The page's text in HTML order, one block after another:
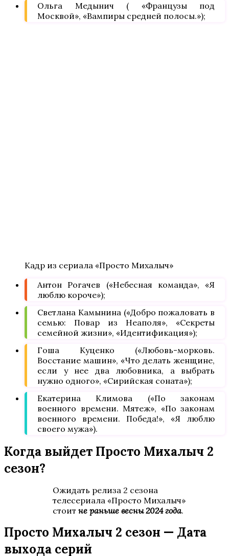
Ольга Медынич ( «Французы под
Москвой», «Вампиры средней полосы.»);
Кадр из сериала «Просто Михалыч»
Антон Рогачев («Небесная команда», «Я
люблю короче»);
Светлана Камынина («Добро пожаловать в
семью: Повар из Неаполя», «Секреты
семейной жизни», «Идентификация»);
Гоша Куценко («Любовь-морковь.
Восстание машин», «Что делать женщине,
если у нее два любовника, а выбрать
нужно одного», «Сирийская соната»);
Екатерина Климова («По законам
военного времени. Мятеж», «По законам
военного времени. Победа!», «Я люблю
своего мужа»).
Когда выйдет Просто Михалыч 2
сезон?
Ожидать релиза 2 сезона
телесериала «Просто Михалыч»
стоит не раньше весны 2024 года.
Просто Михалыч 2 сезон — Дата
выхода серий